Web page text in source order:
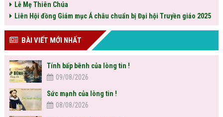
Lễ Mẹ Thiên Chúa
Liên Hội đồng Giám mục Á châu chuẩn bị Đại hội Truyền giáo 2025
BÀI VIẾT MỚI NHẤT
Tính bấp bênh của lòng tin !
09/08/2026
Sức mạnh của lòng tin !
08/08/2026